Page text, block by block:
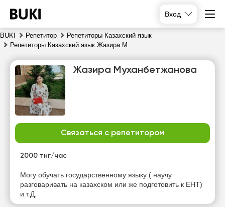
Вход
BUKI Репетитор
Репетиторы Казахский язык
Репетиторы Казахский язык Жазира М.
Жазира Муханбетжанова
Связаться с репетитором
2000 тнг/час
Могу обучать государственному языку ( научу
разговаривать на казахском или же подготовить к ЕНТ)
и т.Д.
сб
вс
Нет
свободных
часов
Нет
свободных
Нет
свободных
свободных